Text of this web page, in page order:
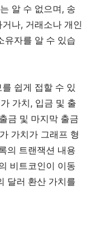
알 수 없으며, 송
나, 거래소나 개인
유자를 알 수 있습
쉽게 접할 수 있
가치, 입금 및 출
금 및 마지막 출금
가치가 그래프 형
의 트랜잭션 내용
비트코인이 이동
달러 환산 가치를